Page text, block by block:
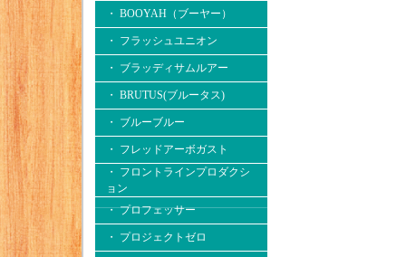
・ BOOYAH（ブーヤー）
・ フラッシュユニオン
・ ブラッディサムルアー
・ BRUTUS(ブルータス)
・ ブルーブルー
・ フレッドアーボガスト
・ フロントラインプロダクシ
ョン
・ プロフェッサー
・ プロジェクトゼロ